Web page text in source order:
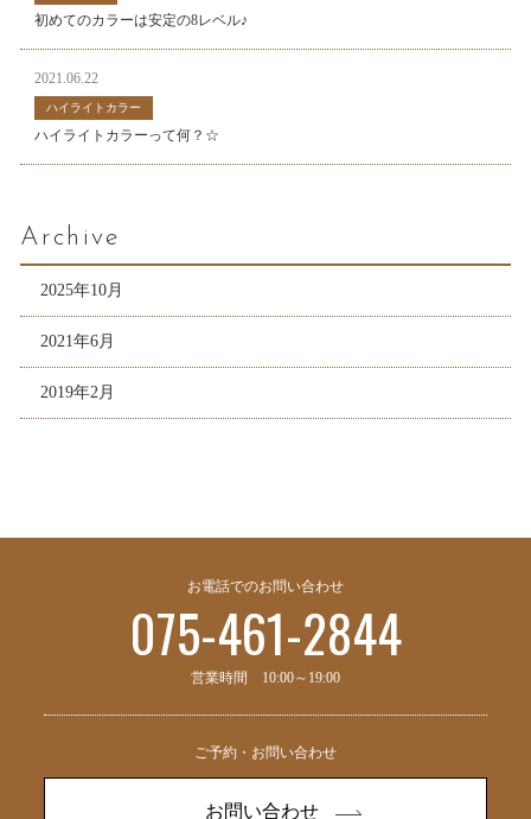
初めてのカラーは安定の8レベル♪
2021.06.22
ハイライトカラー
ハイライトカラーって何？☆
Archive
2025年10月
2021年6月
2019年2月
お電話でのお問い合わせ
075-461-2844
営業時間 10:00～19:00
ご予約・お問い合わせ
お問い合わせ